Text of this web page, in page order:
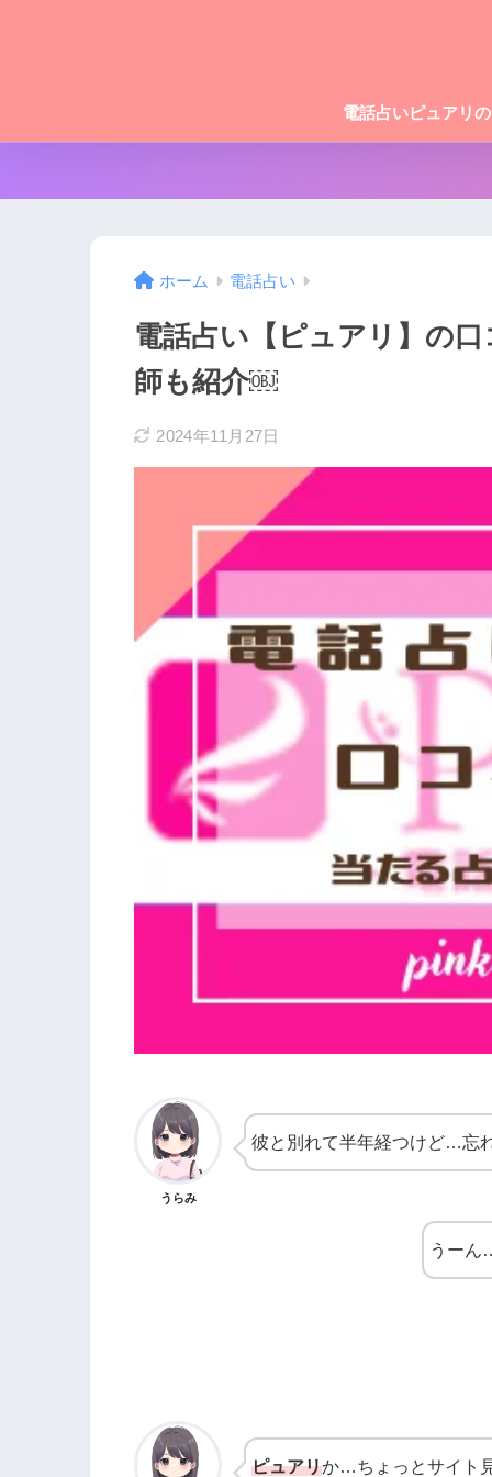
電話占いピュアリ
ホーム 電話占い
電話占い【ピュアリ】の
師も紹介￼
2024年11月27日
うらみ
彼と別れて半年経つけど…忘
うーん
ピュアリか…ちょっとサイト